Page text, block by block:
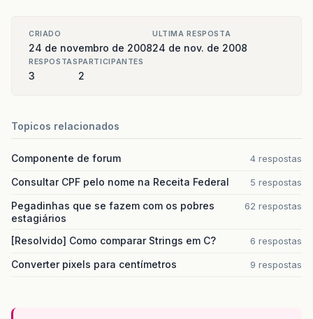
CRIADO
24 de novembro de 2008
ULTIMA RESPOSTA
24 de nov. de 2008
RESPOSTAS
3
PARTICIPANTES
2
Topicos relacionados
Componente de forum 4 respostas
Consultar CPF pelo nome na Receita Federal 5 respostas
Pegadinhas que se fazem com os pobres
estagiários
62 respostas
[Resolvido] Como comparar Strings em C? 6 respostas
Converter pixels para centímetros 9 respostas